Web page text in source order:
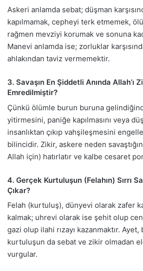
Askeri anlamda sebat; düşman
kapılmamak, cepheyi terk etmemek,
rağmen mevziyi korumak ve sonuna
Manevi anlamda ise; zorluklar
ahlakından taviz vermemektir.
3. Savaşın En Şiddetli Anında Allah’ı
Emredilmiştir?
Çünkü ölümle burun buruna
yitirmesini, paniğe kapılmasını veya
insanlıktan çıkıp vahşileşmesini
bilincidir. Zikir, askere neden
Allah için) hatırlatır ve kalbe cesaret
4. Gerçek Kurtuluşun (Felahın) Sırrı
Çıkar?
Felah (kurtuluş), dünyevi olarak zafer
kalmak; uhrevi olarak ise şehit olup
gazi olup ilahi rızayı kazanmaktır.
kurtuluşun da sebat ve zikir olmadan
vurgular.